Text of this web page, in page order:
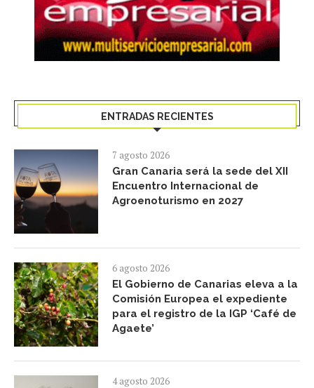
ENTRADAS RECIENTES
7 agosto 2026
Gran Canaria será la sede del XII
Encuentro Internacional de
Agroenoturismo en 2027
6 agosto 2026
El Gobierno de Canarias eleva a la
Comisión Europea el expediente
para el registro de la IGP ‘Café de
Agaete’
4 agosto 2026